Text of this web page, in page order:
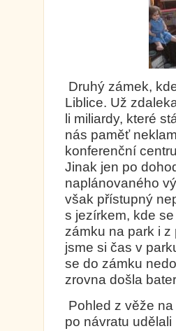
Druhý zámek,
Liblice. Už
li miliardy, které
nás paměť
konferenční
Jinak jen po
naplánovaného
však přístupný
s jezírkem, kde
zámku na park i
jsme si čas v
se do zámku
zrovna došla
Pohled z věže
po návratu